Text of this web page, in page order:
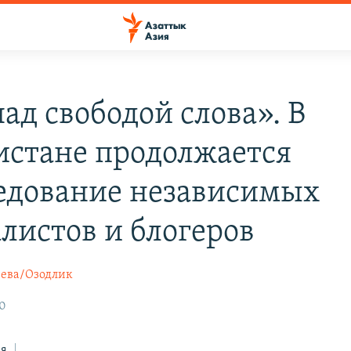
свободой слова». В
продолжается
независимых
и блогеров
Озодлик